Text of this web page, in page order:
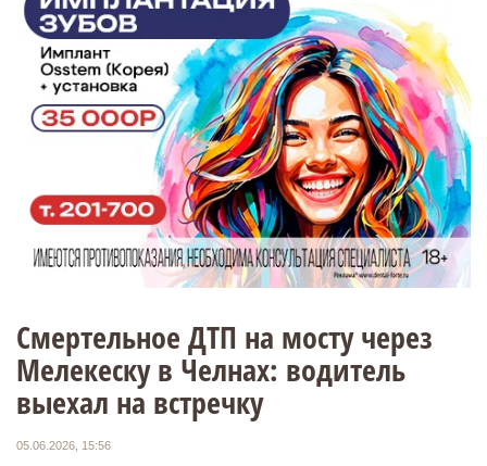
Смертельное ДТП на мосту через
Мелекеску в Челнах: водитель
выехал на встречку
05.06.2026, 15:56